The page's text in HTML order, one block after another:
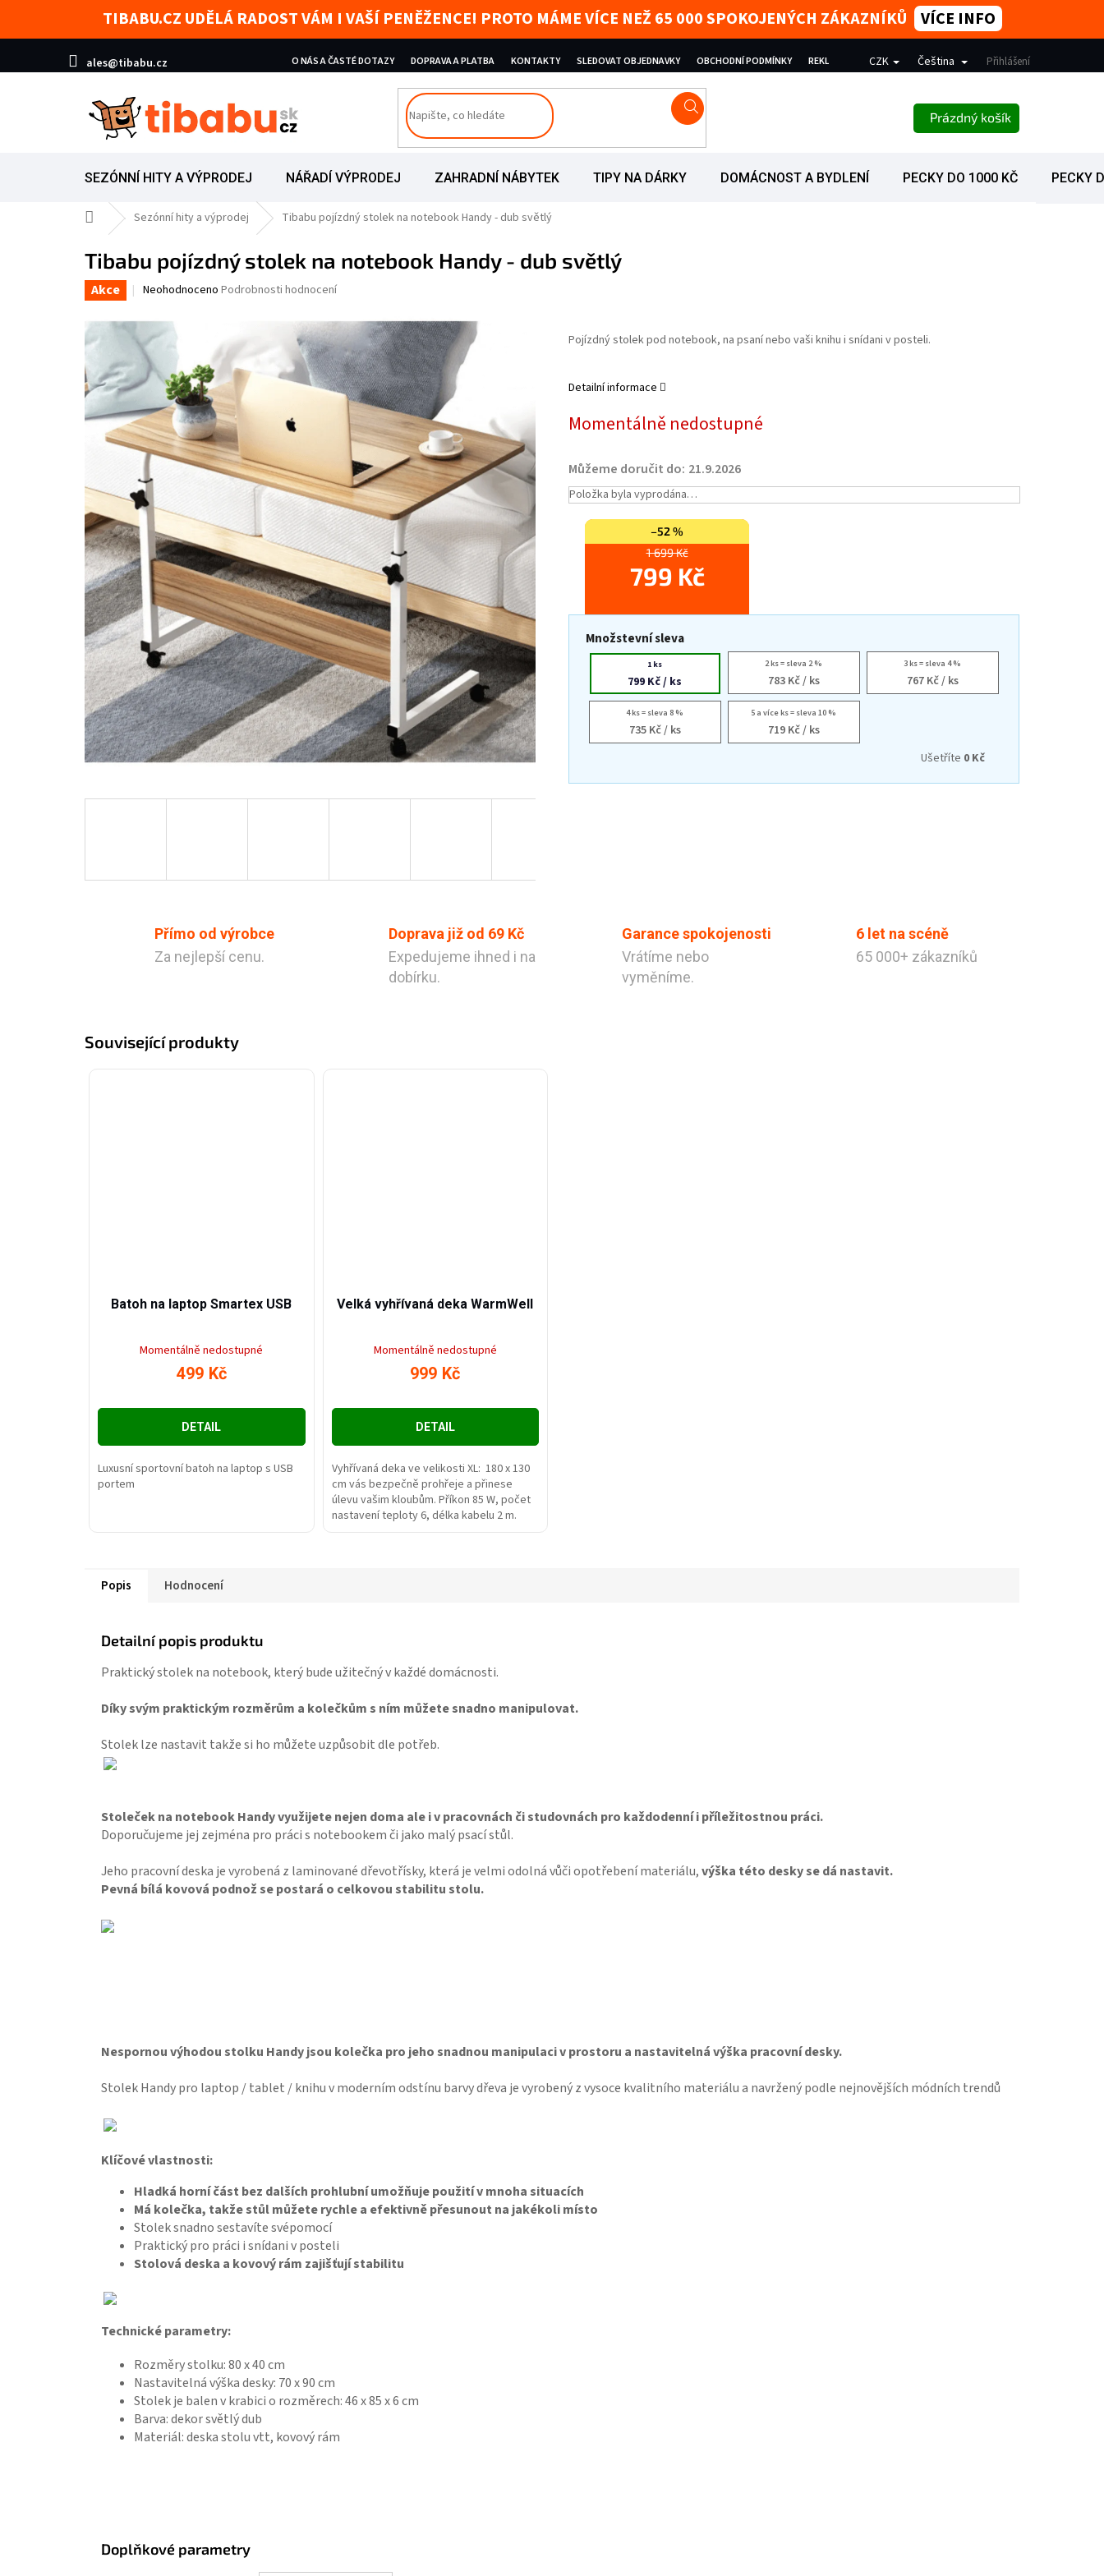
TIBABU.CZ UDĚLÁ RADOST VÁM I VAŠÍ PENĚŽENCE! PROTO MÁME VÍCE NEŽ 65 000 SPOKOJENÝCH ZÁKAZNÍKŮ VÍCE INFO
ales@tibabu.cz O NÁS A ČASTÉ DOTAZY DOPRAVA A PLATBA KONTAKTY SLEDOVAT OBJEDNAVKY OBCHODNÍ PODMÍNKY REKLAMACE PODMÍNKY OCHRANY OSOBNÍCH ÚDAJŮ
CZK Čeština Přihlášení
NÁKUPNÍ KOŠÍK
Prázdný košík
SEZÓNNÍ HITY A VÝPRODEJ NÁŘADÍ VÝPRODEJ ZAHRADNÍ NÁBYTEK TIPY NA DÁRKY DOMÁCNOST A BYDLENÍ PECKY DO 1000 KČ PECKY
Domů Sezónní hity a výprodej Tibabu pojízdný stolek na notebook Handy - dub světlý
Tibabu pojízdný stolek na notebook Handy - dub světlý
Akce Průměrné hodnocení produktu je 0,0 z 5 hvězdiček.
Neohodnoceno Podrobnosti hodnocení
1 699 Kč
–52 %
799 Kč
Momentálně nedostupné
Můžeme doručit do: 21.9.2026
Položka byla vyprodána…
Množstevní sleva
1 ks
799 Kč/ ks
2 ks = sleva 2 %
783 Kč/ ks
3 ks = sleva 4 %
767 Kč/ ks
4 ks = sleva 8 %
735 Kč/ ks
5 a více ks = sleva 10 %
719 Kč/ ks
Ušetříte 0 Kč
Pojízdný stolek pod notebook, na psaní nebo vaši knihu i snídani v posteli.
Detailní informace
Přímo od výrobce
Za nejlepší cenu.
Doprava již od 69 Kč
Expedujeme ihned i na
dobírku.
Garance spokojenosti
Vrátíme nebo
vyměníme.
6 let na scéně
65 000+ zákazníků
Související produkty
Batoh na laptop Smartex USB
Momentálně nedostupné
499 Kč
DETAIL
Luxusní sportovní batoh na laptop s USB
portem
Velká vyhřívaná deka WarmWell
Momentálně nedostupné
999 Kč
DETAIL
Vyhřívaná deka ve velikosti XL: 180 x 130
cm vás bezpečně prohřeje a přinese
úlevu vašim kloubům. Příkon 85 W, počet
nastavení teploty 6, délka kabelu 2 m.
Popis Hodnocení
Detailní popis produktu
Praktický stolek na notebook, který bude užitečný v každé domácnosti.
Díky svým praktickým rozměrům a kolečkům s ním můžete snadno manipulovat.
Stolek lze nastavit takže si ho můžete uzpůsobit dle potřeb.
Stoleček na notebook Handy využijete nejen doma ale i v pracovnách či studovnách pro každodenní i příležitostnou práci.
Doporučujeme jej zejména pro práci s notebookem či jako malý psací stůl.
Jeho pracovní deska je vyrobená z laminované dřevotřísky, která je velmi odolná vůči opotřebení materiálu,výška této desky se dá nastavit.
Pevná bílá kovová podnož se postará o celkovou stabilitu stolu.
Nespornou výhodou stolku Handy jsou kolečka pro jeho snadnou manipulaci v prostoru a nastavitelná výška pracovní desky.
Stolek Handy pro laptop / tablet / knihu v moderním odstínu barvy dřeva je vyrobený z vysoce kvalitního materiálu a navržený podle nejnovějších módních trendů
Klíčové vlastnosti:
Hladká horní část bez dalších prohlubní umožňuje použití v mnoha situacích
Má kolečka, takže stůl můžete rychle a efektivně přesunout na jakékoli místo
Stolek snadno sestavíte svépomocí
Praktický pro práci i snídani v posteli
Stolová deska a kovový rám zajišťují stabilitu
Technické parametry:
Rozměry stolku: 80 x 40 cm
Nastavitelná výška desky: 70 x 90 cm
Stolek je balen v krabici o rozměrech: 46 x 85 x 6 cm
Barva: dekor světlý dub
Materiál: deska stolu vtt, kovový rám
Doplňkové parametry